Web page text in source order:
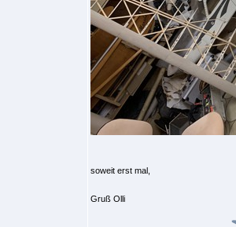
soweit erst mal,
Gruß Olli